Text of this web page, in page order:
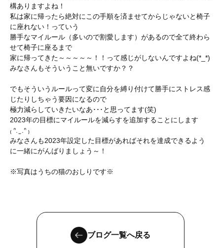
構ありますよね！
私は家に帰ったら絶対にこの手順を済ませてからじゃないと椅子
に座れない！っていう
勝手なマイルール（多いので割愛します）があるので全て終わら
せて椅子に座るまで
家に帰ってきた～～～～～！！って感じがしないんですよね(*_*)
みなさんもそういうこと無いですか？？
でもそういうルールって変に自分を縛り付けて勝手にストレス感
じたりしちゃう要因になるので
極力減らしていきたいなあ･･･と思ってます(笑)
2023年の目標にマイルールを減らすを追加することにします
₍ ᐢ. ̫ .ᐢ ₎
みなさんも2023年設定した目標があればそれを達成できるよう
に一緒にがんばりましょう～！
※写真はうちの猫のおしりです※
ブログ一覧へ戻る